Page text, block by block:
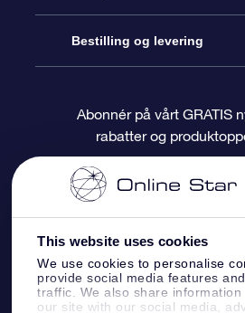
This website uses cookies
We use cookies to personalise
provide social media features
traffic. We also share
our site with our social media,
Bloggen
Anmeldelser
OSR Gavepakke
OSR-gavekortet
Bedriftsgaver
Star Register
Pesontilpasset stjerneside
One Million Stars
OSR Starsaver
Fly me to the Stars VR-app
Bestilling og levering
Betalingsinformasjon
Fraktinformasjon
Returpolicy
Stjernebildene
Abonnér på vårt GRATIS
rabatter og